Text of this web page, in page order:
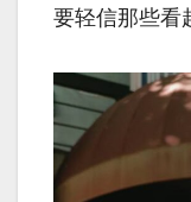
要轻信那些看